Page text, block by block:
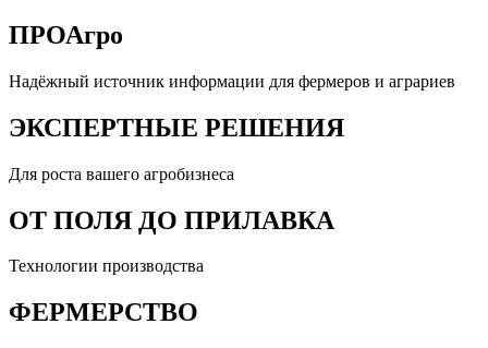
ПРОАгро
Надёжный источник информации для фермеров и аграриев
ЭКСПЕРТНЫЕ РЕШЕНИЯ
Для роста вашего агробизнеса
ОТ ПОЛЯ ДО ПРИЛАВКА
Технологии производства
ФЕРМЕРСТВО